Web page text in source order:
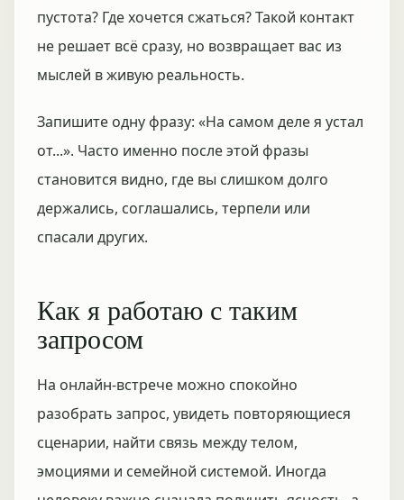
пустота? Где хочется сжаться? Такой контакт
не решает всё сразу, но возвращает вас из
мыслей в живую реальность.
Запишите одну фразу: «На самом деле я устал
от...». Часто именно после этой фразы
становится видно, где вы слишком долго
держались, соглашались, терпели или
спасали других.
Как я работаю с таким
запросом
На онлайн-встрече можно спокойно
разобрать запрос, увидеть повторяющиеся
сценарии, найти связь между телом,
эмоциями и семейной системой. Иногда